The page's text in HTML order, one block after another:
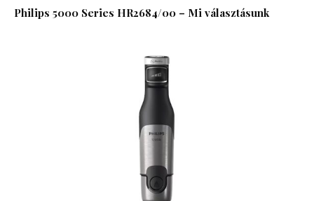
Philips 5000 Series HR2684/00 – Mi választásunk